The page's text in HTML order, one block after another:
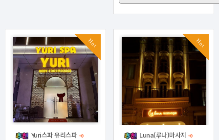
Hot
Yuri스파 유리스파 +0
Hot
Luna(루나)마사지 +0